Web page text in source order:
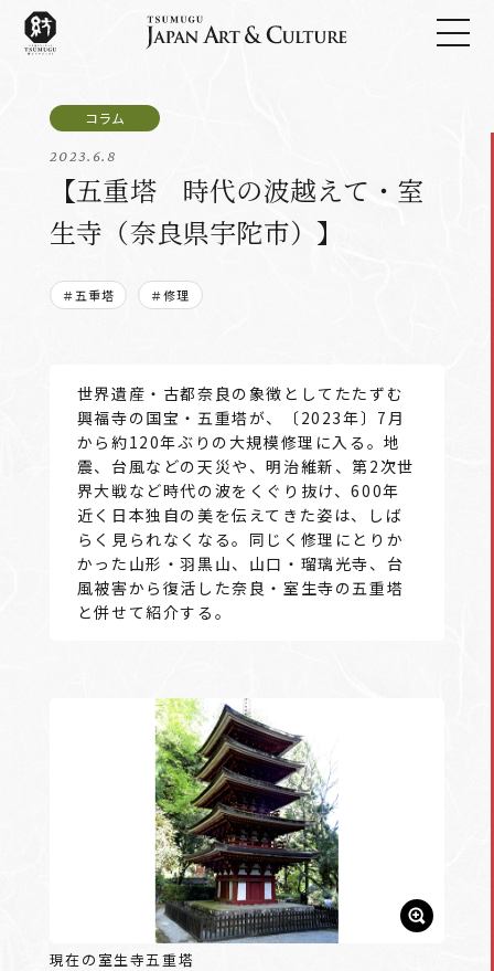
2023.6.8
【五重塔 時代の波越えて・室
生寺（奈良県宇陀市）】
＃五重塔 ＃修理
世界遺産・古都奈良の象徴としてたたずむ
興福寺の国宝・五重塔が、〔2023年〕7月
から約120年ぶりの大規模修理に入る。地
震、台風などの天災や、明治維新、第2次世
界大戦など時代の波をくぐり抜け、600年
近く日本独自の美を伝えてきた姿は、しば
らく見られなくなる。同じく修理にとりか
かった山形・羽黒山、山口・瑠璃光寺、台
風被害から復活した奈良・室生寺の五重塔
と併せて紹介する。
現在の室生寺五重塔